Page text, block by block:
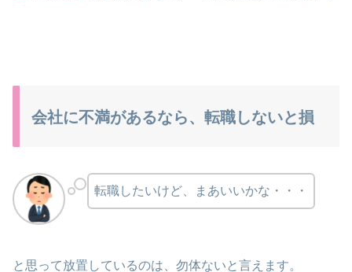
会社に不満があるなら、転職しないと損
転職したいけど、まあいいかな・・・
と思って放置しているのは、勿体ないと言えます。